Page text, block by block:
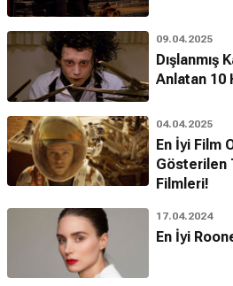
09.04.2025
Dışlanmış
Anlatan 10
04.04.2025
En İyi Film
Gösterilen
Filmleri!
17.04.2024
En İyi